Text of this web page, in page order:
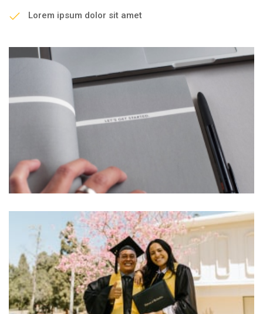
Lorem ipsum dolor sit amet